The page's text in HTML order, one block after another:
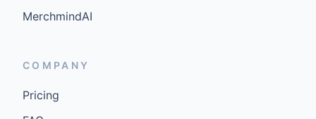
MerchmindAI
COMPANY
Pricing